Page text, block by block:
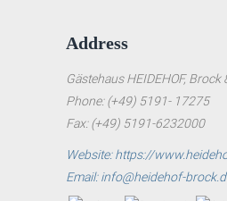
Address
Gästehaus HEIDEHOF, Brock
Phone: (+49) 5191- 17275
Fax: (+49) 5191-6232000
Website: https://
Email: info@heidehof-